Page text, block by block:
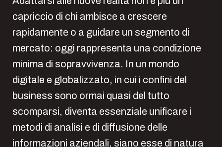
capriccio di chi ambisce a crescere
rapidamente o a guidare un segmento di
mercato: oggi rappresenta una condizione
minima di sopravvivenza. In un mondo
digitale e globalizzato, in cui i confini del
business sono ormai quasi del tutto
scomparsi, diventa essenziale unificare i
metodi di analisi e di diffusione delle
informazioni aziendali, siano esse di natura